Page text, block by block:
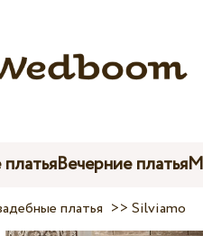
Вечерние платья
платья >>Silviamo